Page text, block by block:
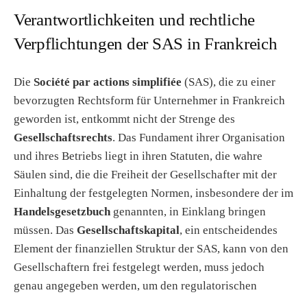
Verantwortlichkeiten und rechtliche
Verpflichtungen der SAS in Frankreich
Die Société par actions simplifiée (SAS), die zu einer
bevorzugten Rechtsform für Unternehmer in Frankreich
geworden ist, entkommt nicht der Strenge des
Gesellschaftsrechts. Das Fundament ihrer Organisation
und ihres Betriebs liegt in ihren Statuten, die wahre
Säulen sind, die die Freiheit der Gesellschafter mit der
Einhaltung der festgelegten Normen, insbesondere der im
Handelsgesetzbuchgenannten, in Einklang bringen
müssen. Das Gesellschaftskapital, ein entscheidendes
Element der finanziellen Struktur der SAS, kann von den
Gesellschaftern frei festgelegt werden, muss jedoch
genau angegeben werden, um den regulatorischen